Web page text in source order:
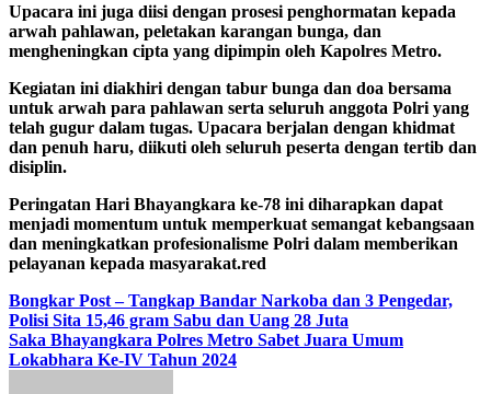
Upacara ini juga diisi dengan prosesi penghormatan kepada
arwah pahlawan, peletakan karangan bunga, dan
mengheningkan cipta yang dipimpin oleh Kapolres Metro.
Kegiatan ini diakhiri dengan tabur bunga dan doa bersama
untuk arwah para pahlawan serta seluruh anggota Polri yang
telah gugur dalam tugas. Upacara berjalan dengan khidmat
dan penuh haru, diikuti oleh seluruh peserta dengan tertib dan
disiplin.
Peringatan Hari Bhayangkara ke-78 ini diharapkan dapat
menjadi momentum untuk memperkuat semangat kebangsaan
dan meningkatkan profesionalisme Polri dalam memberikan
pelayanan kepada masyarakat.red
Navigasi
pos
Bongkar Post – Tangkap Bandar Narkoba dan 3 Pengedar,
Polisi Sita 15,46 gram Sabu dan Uang 28 Juta
Saka Bhayangkara Polres Metro Sabet Juara Umum
Lokabhara Ke-IV Tahun 2024